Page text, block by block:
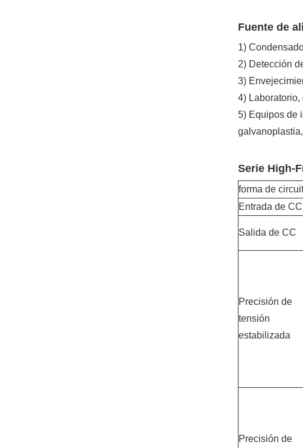
Fuente de
1)
2) Detección
3)
4)
5) Equipos de
Serie High-
forma de
Entrada de CC
Salida de CC
Precisión de
tensión
estabilizada
Precisión de